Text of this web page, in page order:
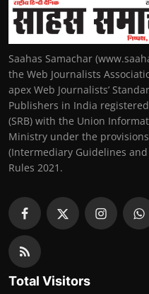
Saahas Samachar
the Web Journalists
apex Web Journalists’
Publishers in India
(SRB) with the Union
Ministry under the
(Intermediary Guidelines
Rules 2021.
Total Visitors